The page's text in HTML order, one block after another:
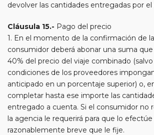
devolver las cantidades entregadas por
Cláusula 15.- Pago del precio
1. En el momento de la confirmación de
consumidor deberá abonar una suma
40% del precio del viaje combinado
condiciones de los proveedores
anticipado en un porcentaje superior) o,
completar hasta ese importe las
entregado a cuenta. Si el consumidor no
la agencia le requerirá para que lo
razonablemente breve que le fije.